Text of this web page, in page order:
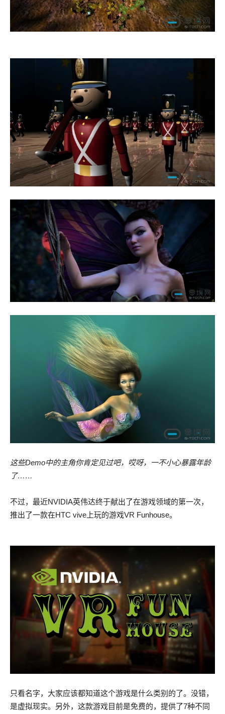
这些Demo中的主角你肯定见过吧，哎呀，一不小心暴露年龄
了……
不过，最近NVIDIA英伟达终于献出了在游戏领域的第一次，
推出了一款在HTC vive上玩的游戏VR Funhouse。
只看名字，大家应该都知道这个游戏是什么类别的了。没错，
是虚拟现实。另外，这款游戏目前是免费的，提供了7种不同